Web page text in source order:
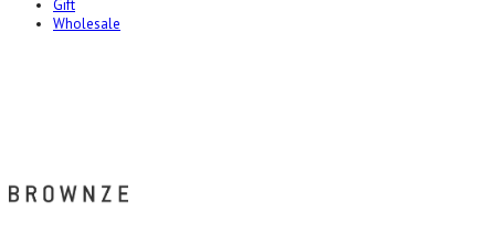
Gift
Wholesale